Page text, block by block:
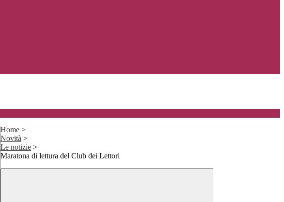
Home >
Novità >
Le notizie >
Maratona di lettura del Club dei Lettori